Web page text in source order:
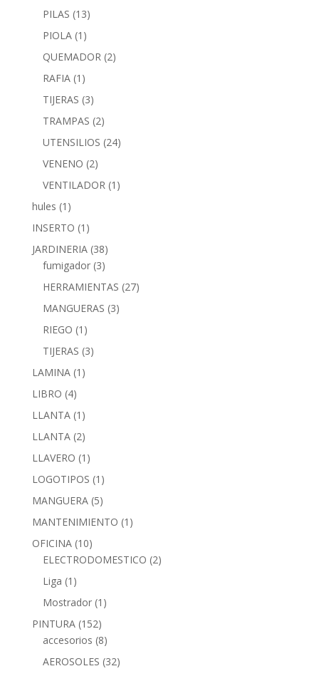
PILAS (13)
PIOLA (1)
QUEMADOR (2)
RAFIA (1)
TIJERAS (3)
TRAMPAS (2)
UTENSILIOS (24)
VENENO (2)
VENTILADOR (1)
hules (1)
INSERTO (1)
JARDINERIA (38)
fumigador (3)
HERRAMIENTAS (27)
MANGUERAS (3)
RIEGO (1)
TIJERAS (3)
LAMINA (1)
LIBRO (4)
LLANTA (1)
LLANTA (2)
LLAVERO (1)
LOGOTIPOS (1)
MANGUERA (5)
MANTENIMIENTO (1)
OFICINA (10)
ELECTRODOMESTICO (2)
Liga (1)
Mostrador (1)
PINTURA (152)
accesorios (8)
AEROSOLES (32)